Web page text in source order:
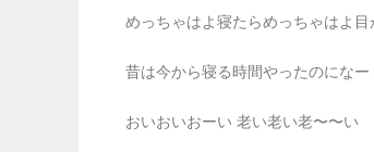
めっちゃはよ寝たらめっちゃはよ目
昔は今から寝る時間やったのになー
おいおいおーい 老い老い老〜〜い